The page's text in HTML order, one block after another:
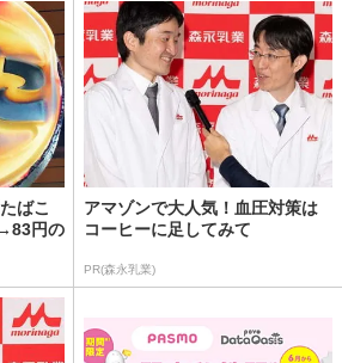
ばこ
円の
アマゾンで大人気！血圧対策は
コーヒーに足してみて
PR(森永乳業)